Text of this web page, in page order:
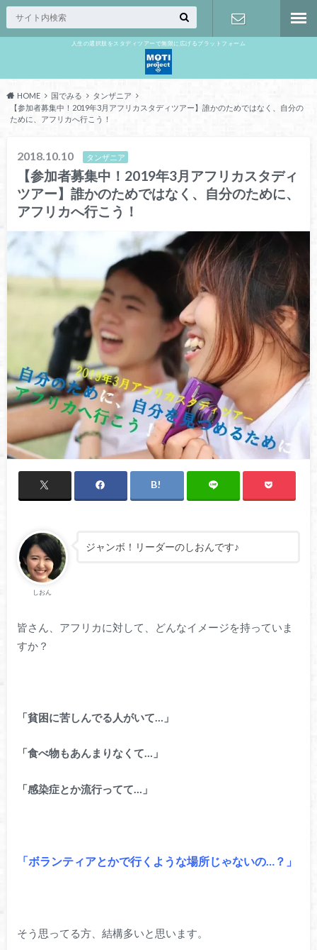
人生の選択肢をスタディツアーで無限に広げるプラットフォーム
HOME 国でみる
タンザニア
【参加者募集中！2019年3月アフリカスタディツアー】誰かのためではなく、自分の
ために、アフリカへ行こう！
2018.10.10 タンザニア
【参加者募集中！2019年3月アフリカスタディ
ツアー】誰かのためではなく、自分のために、
アフリカへ行こう！
しおん
ジャンボ！リーダーのしおんです♪
皆さん、アフリカに対して、どんなイメージを持っていま
すか？
「貧困に苦しんでる人がいて…」
「食べ物もあんまりなくて…」
「感染症とか流行ってて…」
「ボランティアとかで行くような場所じゃないの…？」
そう思ってる方、結構多いと思います。